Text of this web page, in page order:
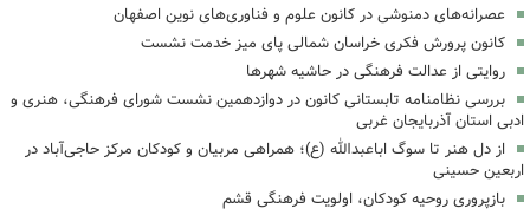
عصرانه‌های دمنوشی در کانون علوم و فناوری‌های نوین اصفهان
کانون پرورش فکری خراسان شمالی پای میز خدمت نشست
روایتی از عدالت فرهنگی در حاشیه شهرها
بررسی نظامنامه تابستانی کانون در دوازدهمین نشست شورای فرهنگی، هنری و
ادبی استان آذربایجان غربی
از دل هنر تا سوگ اباعبدالله (ع)؛ همراهی مربیان و کودکان مرکز حاجی‌آباد در
اربعین حسینی
بازپروری روحیه کودکان، اولویت فرهنگی قشم